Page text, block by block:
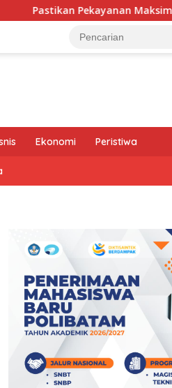
Direksi Jasa Raharja
Ekonomi Peristiwa